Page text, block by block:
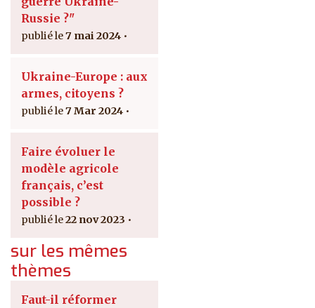
Russie ?"
7 mai 2024
Ukraine-Europe : aux
armes, citoyens ?
7 Mar 2024
Faire évoluer le
modèle agricole
français, c’est
possible ?
22 nov 2023
sur les mêmes
thèmes
Faut-il réformer